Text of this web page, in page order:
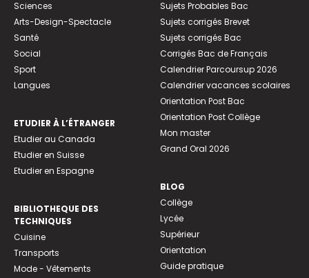
Sciences
Arts-Design-Spectacle
Santé
Social
Sport
Langues
ETUDIER À L’ÉTRANGER
Etudier au Canada
Etudier en Suisse
Etudier en Espagne
BIBLIOTHEQUE DES
TECHNIQUES
Cuisine
Transports
Mode - Vêtements
Sujets Probables Bac
Sujets corrigés Brevet
Sujets corrigés Bac
Corrigés Bac de Français
Calendrier Parcoursup 2026
Calendrier vacances scolaires
Orientation Post Bac
Orientation Post Collège
Mon master
Grand Oral 2026
BLOG
Collège
Lycée
Supérieur
Orientation
Guide pratique